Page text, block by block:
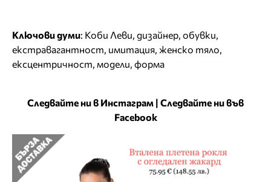
Ключови думи: Коби Леви дизайнер обувки
екстравагантност имитация женско тяло
ексцентричност модели форма
Следвайте ни в Инстаграм | Следвайте ни във
Facebook